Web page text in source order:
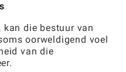
die bestuur van
oorweldigend voel
van die